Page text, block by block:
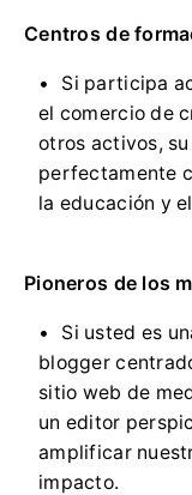
Centros de
Si participa
el comercio de
otros activos,
perfectamente
la educación y
Pioneros de los
Si usted es
blogger
sitio web de
un editor
amplificar
impacto.